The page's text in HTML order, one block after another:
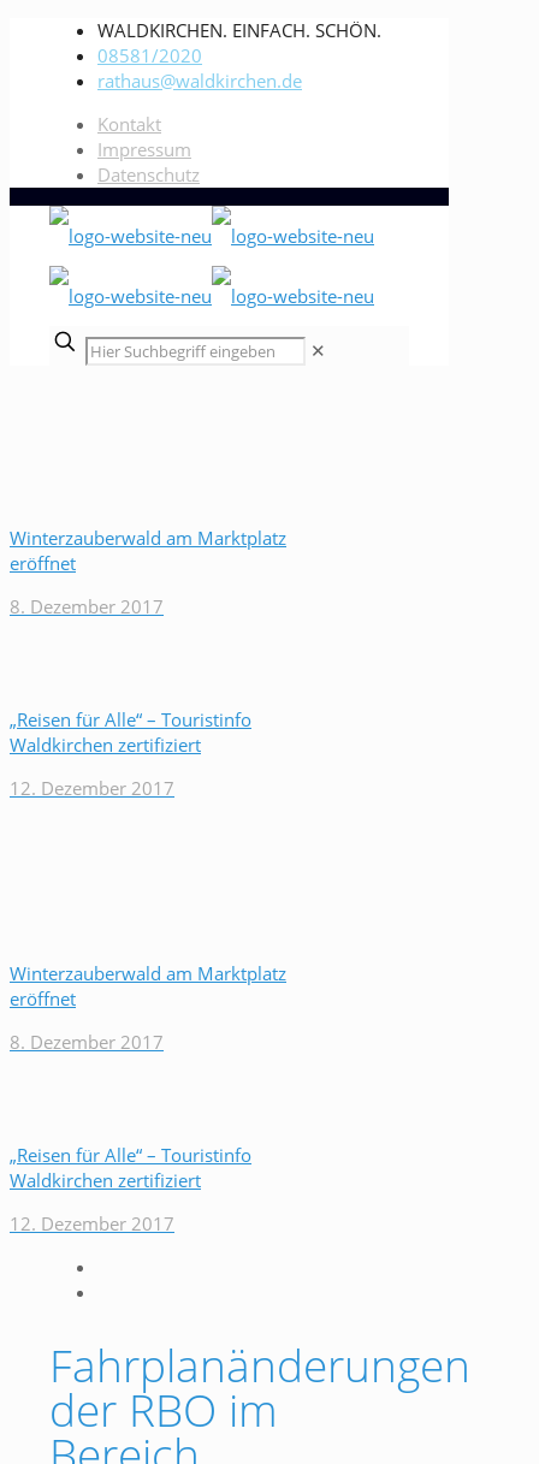
WALDKIRCHEN. EINFACH. SCHÖN.
08581/2020
rathaus@waldkirchen.de
Kontakt
Impressum
Datenschutz
✕
Winterzauberwald am Marktplatz
eröffnet
8. Dezember 2017
„Reisen für Alle“ – Touristinfo
Waldkirchen zertifiziert
12. Dezember 2017
Winterzauberwald am Marktplatz
eröffnet
8. Dezember 2017
„Reisen für Alle“ – Touristinfo
Waldkirchen zertifiziert
12. Dezember 2017
Fahrplanänderungen
der RBO im